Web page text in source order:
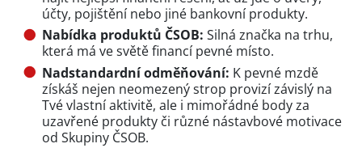
účty, pojištění nebo jiné bankovní produkty.
Nabídka produktů ČSOB: Silná značka na trhu,
která má ve světě financí pevné místo.
Nadstandardní odměňování: K pevné mzdě
získáš nejen neomezený strop provizí závislý na
Tvé vlastní aktivitě, ale i mimořádné body za
uzavřené produkty či různé nástavbové motivace
od Skupiny ČSOB.